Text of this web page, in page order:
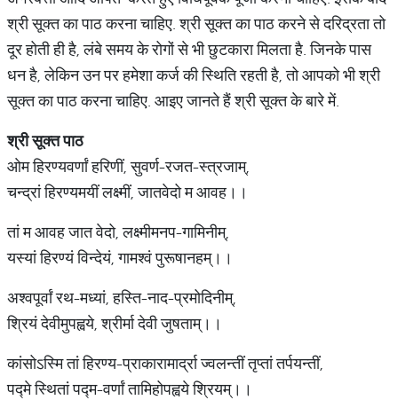
श्री सूक्त का पाठ करना चाहिए. श्री सूक्त का पाठ करने से दरिद्रता तो
दूर होती ही है, लंबे समय के रोगों से भी छुटकारा मिलता है. जिनके पास
धन है, लेकिन उन पर हमेशा कर्ज की स्थिति रहती है, तो आपको भी श्री
सूक्त का पाठ करना चाहिए. आइए जानते हैं श्री सूक्त के बारे में.
श्री सूक्त पाठ
ओम हिरण्यवर्णां हरिणीं, सुवर्ण-रजत-स्त्रजाम्,
चन्द्रां हिरण्यमयीं लक्ष्मीं, जातवेदो म आवह।।
तां म आवह जात वेदो, लक्ष्मीमनप-गामिनीम्,
यस्यां हिरण्यं विन्देयं, गामश्वं पुरूषानहम्।।
अश्वपूर्वां रथ-मध्यां, हस्ति-नाद-प्रमोदिनीम्,
श्रियं देवीमुपह्वये, श्रीर्मा देवी जुषताम्।।
कांसोऽस्मि तां हिरण्य-प्राकारामार्द्रा ज्वलन्तीं तृप्तां तर्पयन्तीं,
पद्मे स्थितां पद्म-वर्णां तामिहोपह्वये श्रियम्।।